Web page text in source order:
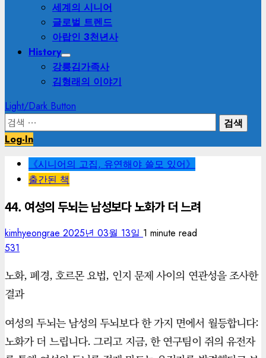
세계의 시니어
글로벌 트렌드
아랍인 3천년사
History
강릉김가족사
김형래의 이야기
Light/Dark Button
검
색:
Log-In
《시니어의 고집, 유연해야 쓸모 있어》
출간된 책
44. 여성의 두뇌는 남성보다 노화가 더 느려
kimhyeongrae 2025년 03월 13일 1 minute read
531
노화, 폐경, 호르몬 요법, 인지 문제 사이의 연관성을 조사한
결과
여성의 두뇌는 남성의 두뇌보다 한 가지 면에서 월등합니다:
노화가 더 느립니다. 그리고 지금, 한 연구팀이 쥐의 유전자